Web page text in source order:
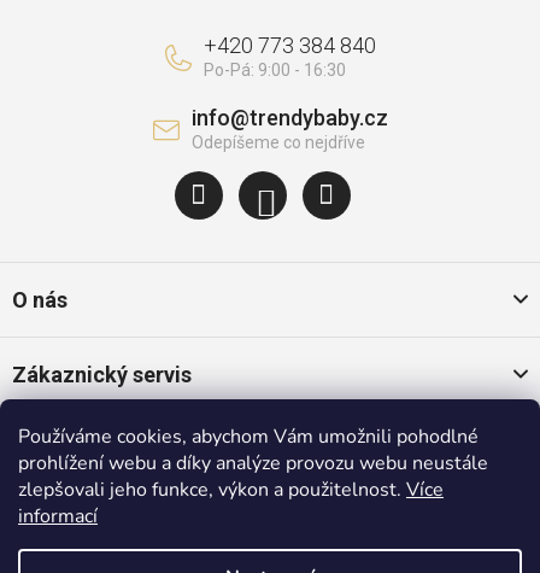
Používáme cookies, abychom Vám umožnili pohodlné
prohlížení webu a díky analýze provozu webu neustále
zlepšovali jeho funkce, výkon a použitelnost. Více
informací
info@trendybaby.cz
+420 773 384 840
O nás
Zákaznický servis
Oblíbené kategorie
Populární značky